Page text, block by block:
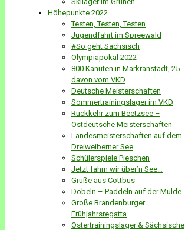
Höhepunkte 2022
Testen, Testen, Testen
Jugendfahrt im Spreewald
#So geht Sächsisch
Olympiapokal 2022
800 Kanuten in Markranstädt, 25
davon vom VKD
Deutsche Meisterschaften
Sommertrainingslager im VKD
Rückkehr zum Beetzsee –
Ostdeutsche Meisterschaften
Landesmeisterschaften auf dem
Dreiweiberner See
Schülerspiele Pieschen
Jetzt fahrn wir über’n See…
Grüße aus Cottbus
Döbeln – Paddeln auf der Mulde
Große Brandenburger
Frühjahrsregatta
Ostertrainingslager & Sächsische